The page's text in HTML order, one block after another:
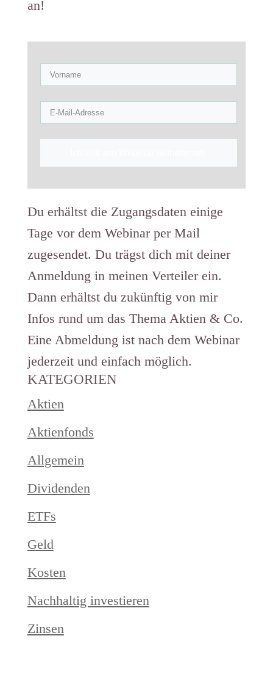
an!
Du erhältst die Zugangsdaten einige
Tage vor dem Webinar per Mail
zugesendet. Du trägst dich mit deiner
Anmeldung in meinen Verteiler ein.
Dann erhältst du zukünftig von mir
Infos rund um das Thema Aktien & Co.
Eine Abmeldung ist nach dem Webinar
jederzeit und einfach möglich.
KATEGORIEN
Aktien
Aktienfonds
Allgemein
Dividenden
ETFs
Geld
Kosten
Nachhaltig investieren
Zinsen